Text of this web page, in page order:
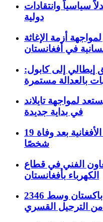
سياسياً وانتقادات
دولية
دولار لمواجهة أزمة الإغاثة
في أفغانستان
إلى كابول:
بالعدالة مستمرة
لمواجهة تايلاند
في بداية جديدة
تحقيق دولي في مآسي الهجرة الأفغانية بعد وفاة 19
شخصًا
الفني في قطاع
الكهرباء بأفغانستان
2346 لاجئًا أفغانيًا يعودون من باكستان وسط
الترحيل القسري